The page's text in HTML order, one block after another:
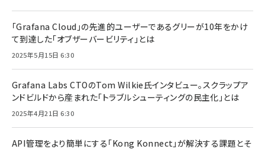
「Grafana Cloud」の先進的ユーザーであるグリーが10年をかけ
て到達した「オブザーバービリティ」とは
2025年5月15日 6:30
Grafana Labs CTOのTom Wilkie氏インタビュー。スクラップア
ンドビルドから産まれた「トラブルシューティングの民主化」とは
2025年4月21日 6:30
API管理をより簡単にする「Kong Konnect」が解決する課題とそ